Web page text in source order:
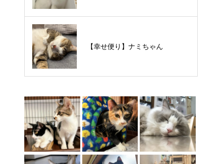
【幸せ便り】ナミちゃん
【里親様募集中】タルトくん